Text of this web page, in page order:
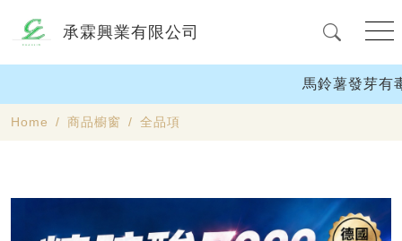
馬鈴薯發芽有
承霖興業有限公司
Home 商品櫥窗 全品項